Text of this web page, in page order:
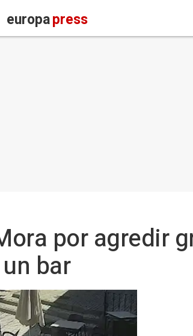
europapress
por agredir
bar